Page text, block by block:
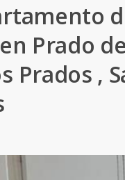
Prado
Prados ,